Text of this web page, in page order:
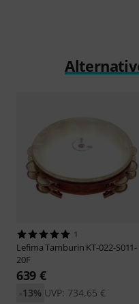
1
LefimaTamburin KT-022-S011-
20F
639 €
UVP: 734,65 €
-13%